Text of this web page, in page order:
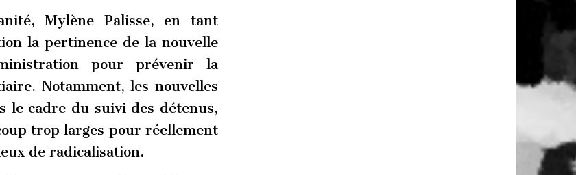
Mylène Palisse, en tant
la pertinence de la nouvelle
pour prévenir la
Notamment, les nouvelles
le cadre du suivi des détenus,
trop larges pour réellement
de radicalisation.